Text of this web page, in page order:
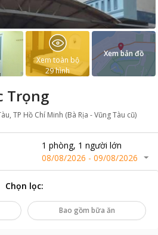
Trọng
TP Hồ Chí Minh (Bà Rịa - Vũng Tàu cũ)
1 phòng, 1 người lớn
08/08/2026 - 09/08/2026
Xem toàn bộ
29hình
Xem bản đồ
Chọn lọc:
Bao gồm bữa ăn